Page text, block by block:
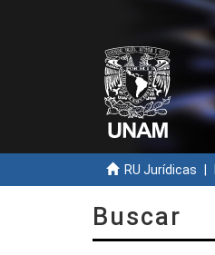
RU Jurídicas
Buscar